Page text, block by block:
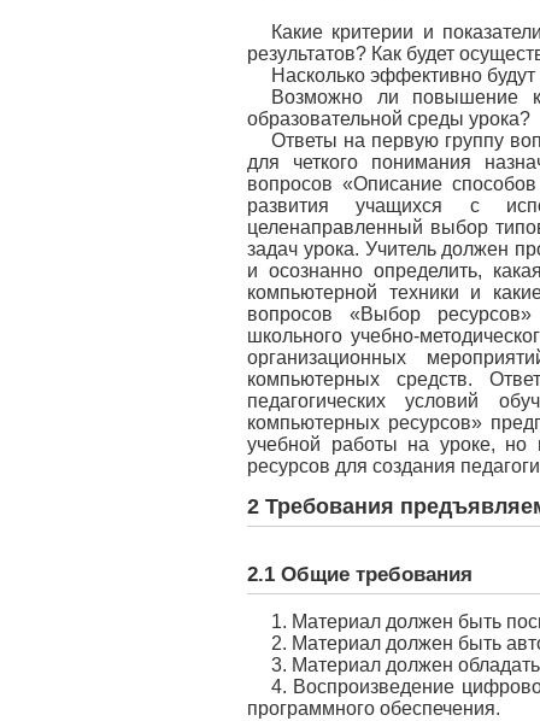
Какие критерии и
результатов? Как будет
Насколько эффективно
Возможно ли повышение
образовательной среды урока?
Ответы на первую группу
для четкого понимания
вопросов «Описание
развития учащихся с
целенаправленный выбор
задач урока. Учитель должен
и осознанно определить,
компьютерной техники и
вопросов «Выбор ресурсов»
школьного учебно-
организационных
компьютерных средств.
педагогических условий
компьютерных ресурсов»
учебной работы на уроке, но
ресурсов для создания
2 Требования
2.1 Общие требования
1. Материал должен быть
2. Материал должен быть
3. Материал должен
4. Воспроизведение
программного обеспечения.